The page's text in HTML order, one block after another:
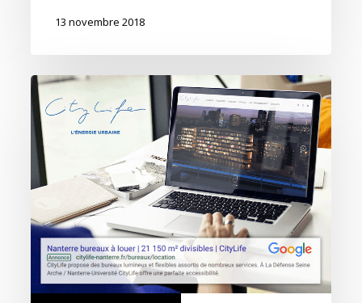
13 novembre 2018
Adwords
(Google)
au
service
de
la
commercialisation
de
CityLife